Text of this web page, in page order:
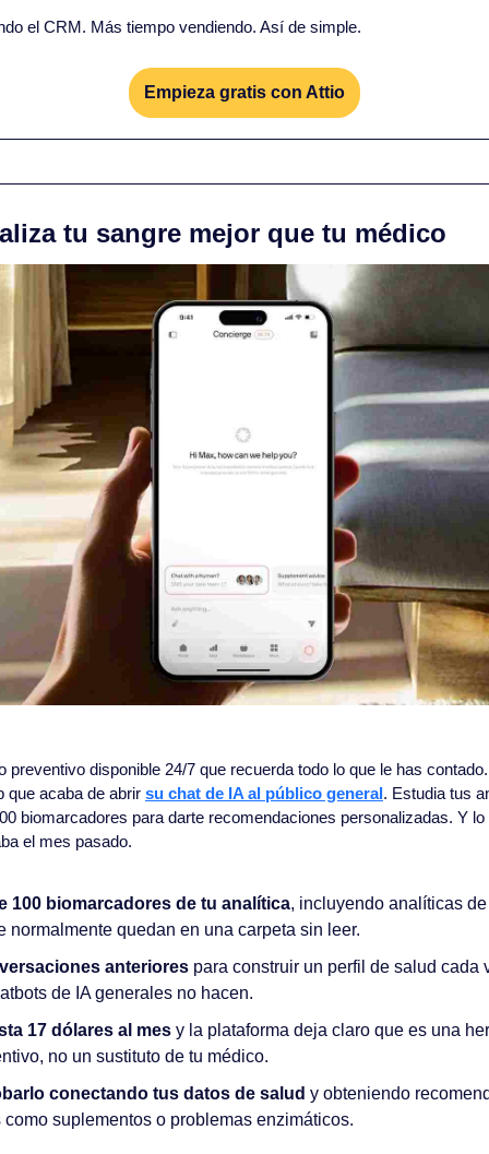
el CRM. Más tiempo vendiendo. Así de simple.
Empieza gratis con Attio
tu sangre mejor que tu médico
preventivo disponible 24/7 que recuerda todo lo que le has
que acaba de abrir su chat de IA al público general. Estudia tus
biomarcadores para darte recomendaciones personalizadas. Y
el mes pasado.
100 biomarcadores de tu analítica, incluyendo analíticas
normalmente quedan en una carpeta sin leer.
anteriores para construir un perfil de salud cada
de IA generales no hacen.
17 dólares al mes y la plataforma deja claro que es una
no un sustituto de tu médico.
conectando tus datos de salud y obteniendo
suplementos o problemas enzimáticos.